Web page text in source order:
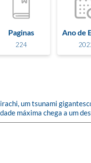
Paginas
224
Ano de
um tsunami
máxima chega a um